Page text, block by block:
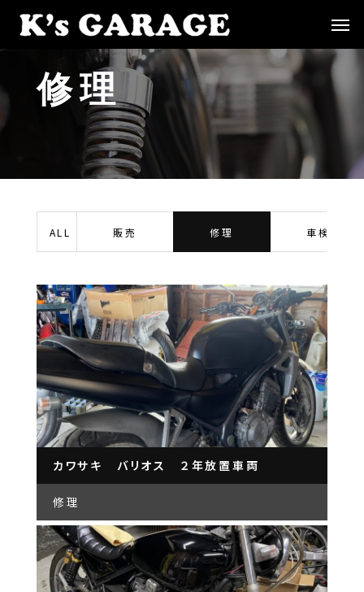
修理
ALL 販売 修理 車検
カワサキ バリオス ２年放置車両
修理